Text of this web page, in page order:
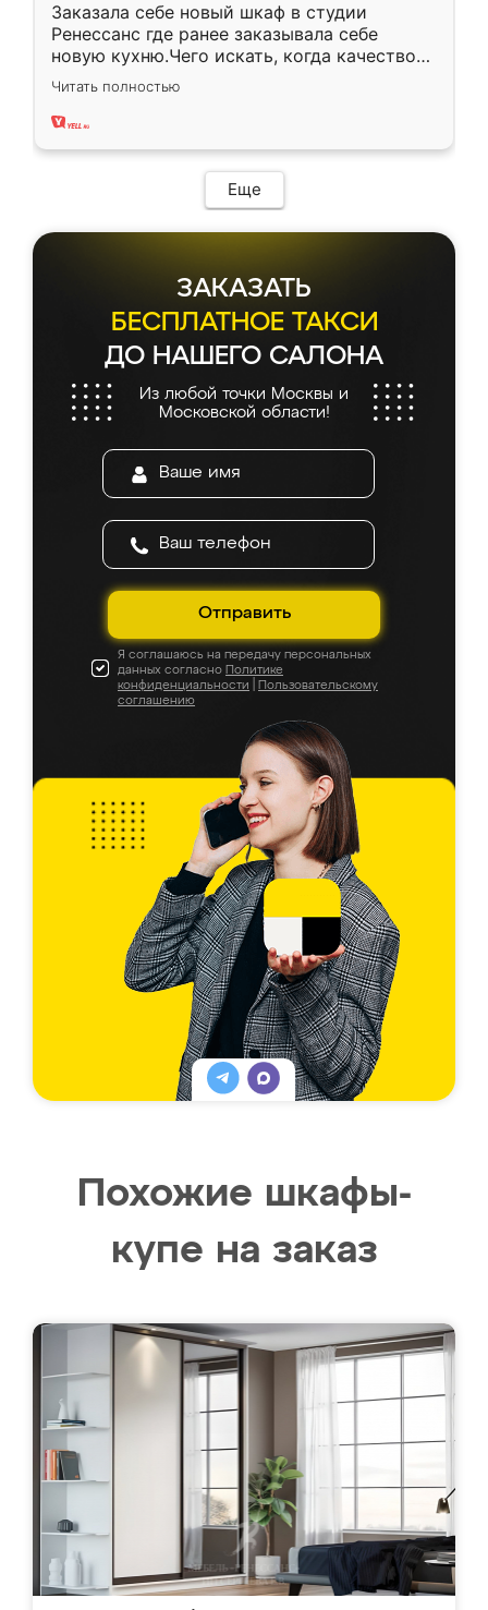
Заказала себе новый шкаф в студии
Ренессанс где ранее заказывала себе
новую кухню.Чего искать, когда качеством
вполне довольна. Служит кухня уже почти
два года, нареканий нет.
Читать полностью
Еще
ЗАКАЗАТЬ
БЕСПЛАТНОЕ ТАКСИ
ДО НАШЕГО САЛОНА
Из любой точки Москвы и
Московской области!
Отправить
Я соглашаюсь на передачу персональных
данных согласно Политике
конфиденциальности
Пользовательскому
соглашению
Похожие шкафы-
купе на заказ